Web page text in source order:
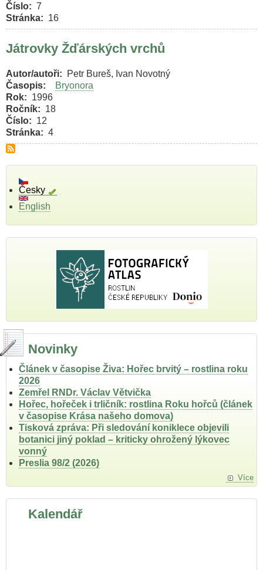
Číslo
7
Stránka
16
Játrovky Žďárských vrchů
Autor/autoři
Petr Bureš, Ivan Novotný
Časopis
Bryonora
Rok
1996
Ročník
18
Číslo
12
Stránka
4
Česky
English
Novinky
Článek v časopise Živa: Hořec brvitý – rostlina roku
2026
Zemřel RNDr. Václav Větvička
Hořec, hořeček i trličník: rostlina Roku hořců (článek
v časopise Krása našeho domova)
Tisková zpráva: Při sledování koniklece objevili
botanici jiný poklad – kriticky ohrožený lýkovec
vonný
Preslia 98/2 (2026)
Více
Kalendář